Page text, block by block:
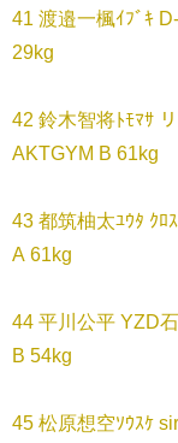
41 渡邉一楓ｲﾌﾞｷ
29kg
42 鈴木智将ﾄﾓﾏｻ
AKTGYM B 61kg
43 都筑柚太ﾕｳﾀ ｸﾛ
A 61kg
44 平川公平 YZD
B 54kg
45 松原想空ｿｳｽｹ